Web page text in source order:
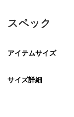
スペック
アイテムサイズ
サイズ詳細